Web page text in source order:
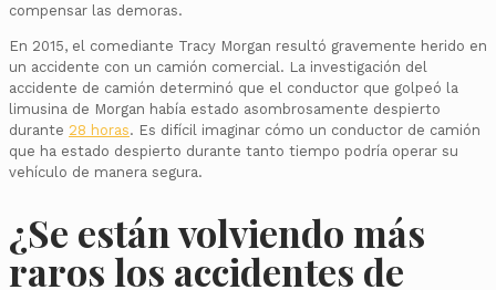
compensar las demoras.
En 2015, el comediante Tracy Morgan resultó gravemente herido en
un accidente con un camión comercial. La investigación del
accidente de camión determinó que el conductor que golpeó la
limusina de Morgan había estado asombrosamente despierto
durante 28 horas. Es difícil imaginar cómo un conductor de camión
que ha estado despierto durante tanto tiempo podría operar su
vehículo de manera segura.
¿Se están volviendo más
raros los accidentes de